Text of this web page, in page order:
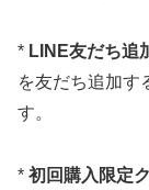
* LINE友だち追
を友だち追加す
す。
* 初回購入限定